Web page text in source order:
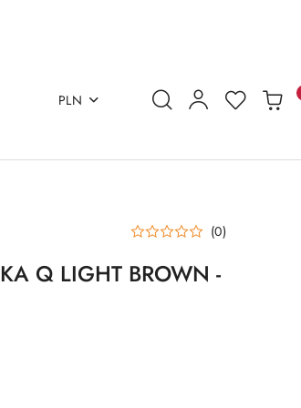
PLN
(0)
Q LIGHT BROWN -